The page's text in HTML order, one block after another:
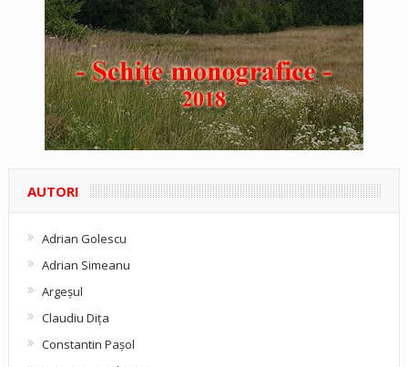
AUTORI
Adrian Golescu
Adrian Simeanu
Argeşul
Claudiu Diţa
Constantin Pașol